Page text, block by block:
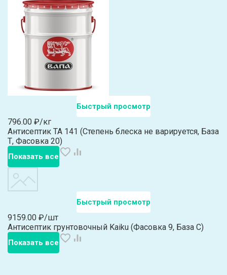
Быстрый просмотр
796.00 ₽/кг
Антисептик ТА 141 (Степень блеска не варируется, База
Т, Фасовка 20)
Показать все
Быстрый просмотр
9159.00 ₽/шт
Антисептик грунтовочный Kaiku (Фасовка 9, База C)
Показать все